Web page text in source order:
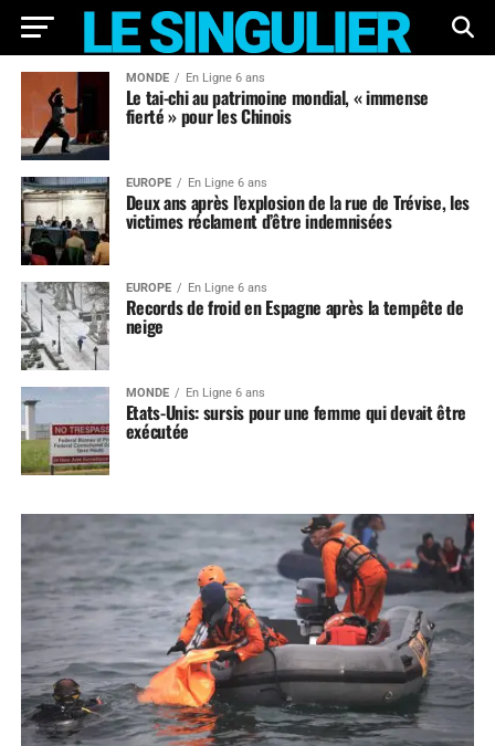
MONDE En Ligne 6 ans
Le tai-chi au patrimoine mondial, « immense
fierté » pour les Chinois
EUROPE En Ligne 6 ans
Deux ans après l’explosion de la rue de Trévise, les
victimes réclament d’être indemnisées
EUROPE En Ligne 6 ans
Records de froid en Espagne après la tempête de
neige
MONDE En Ligne 6 ans
Etats-Unis: sursis pour une femme qui devait être
exécutée